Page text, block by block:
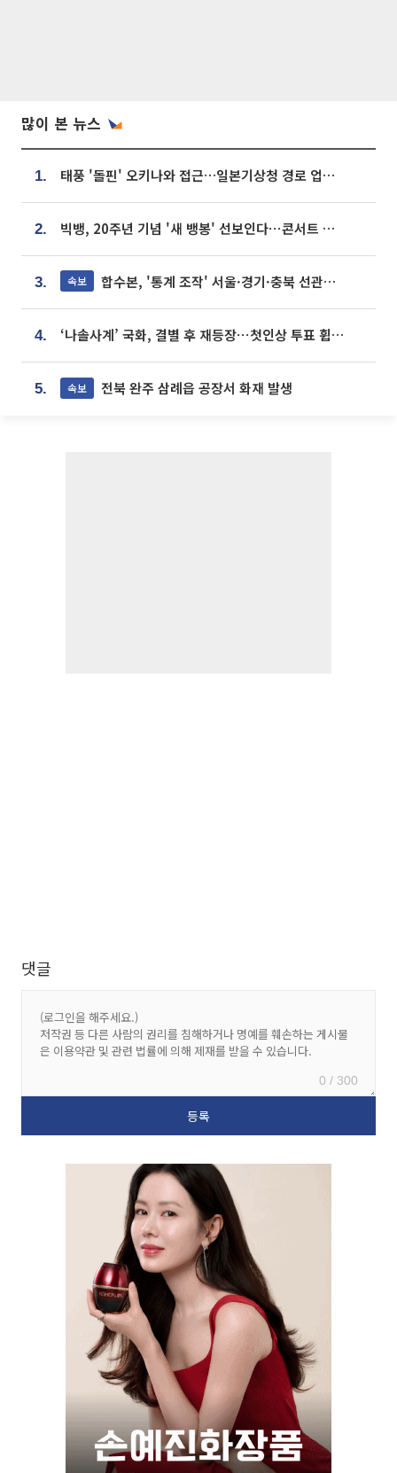
많이 본 뉴스
1. 태풍 '돌핀' 오키나와 접근…일본기상청 경로 업데이트
2. 빅뱅, 20주년 기념 '새 뱅봉' 선보인다⋯콘서트 앞두고 팝업 개최
3. 속보 합수본, '통계 조작' 서울·경기·충북 선관위 등 추가 압수수색
4. ‘나솔사계’ 국화, 결별 후 재등장⋯첫인상 투표 휩쓸고 ‘인기녀’ 등극
5. 속보 전북 완주 삼례읍 공장서 화재 발생
댓글
0 / 300